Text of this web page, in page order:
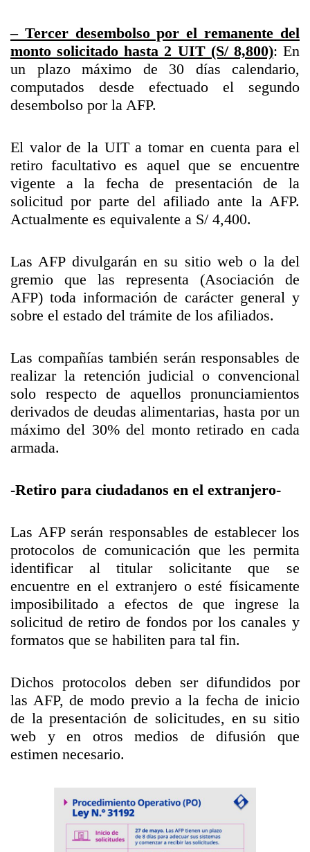
– Tercer desembolso por el remanente del
monto solicitado hasta 2 UIT (S/ 8,800): En
un plazo máximo de 30 días calendario,
computados desde efectuado el segundo
desembolso por la AFP.
El valor de la UIT a tomar en cuenta para el
retiro facultativo es aquel que se encuentre
vigente a la fecha de presentación de la
solicitud por parte del afiliado ante la AFP.
Actualmente es equivalente a S/ 4,400.
Las AFP divulgarán en su sitio web o la del
gremio que las representa (Asociación de
AFP) toda información de carácter general y
sobre el estado del trámite de los afiliados.
Las compañías también serán responsables de
realizar la retención judicial o convencional
solo respecto de aquellos pronunciamientos
derivados de deudas alimentarias, hasta por un
máximo del 30% del monto retirado en cada
armada.
-Retiro para ciudadanos en el extranjero-
Las AFP serán responsables de establecer los
protocolos de comunicación que les permita
identificar al titular solicitante que se
encuentre en el extranjero o esté físicamente
imposibilitado a efectos de que ingrese la
solicitud de retiro de fondos por los canales y
formatos que se habiliten para tal fin.
Dichos protocolos deben ser difundidos por
las AFP, de modo previo a la fecha de inicio
de la presentación de solicitudes, en su sitio
web y en otros medios de difusión que
estimen necesario.